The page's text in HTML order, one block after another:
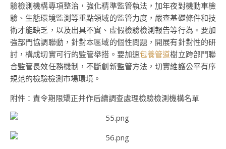
驗檢測機構專項整治，強化精準監管執法，加年夜對機動車檢
驗、生態環境監測等重點領域的監管力度，嚴查基礎條件和技
術才能缺乏，以及出具不實、虛假檢驗檢測報告等行為。要加
強部門協調聯動，針對本區域的個性問題，開展有針對性的研
討，構成切實可行的監管舉措。要加速包養管道樹立跨部門聯
合監管長效任務機制，不斷創新監管方法，切實維護公平有序
規范的檢驗檢測市場環境。
附件：責令期限矯正并作后續調查處理檢驗檢測機構名單